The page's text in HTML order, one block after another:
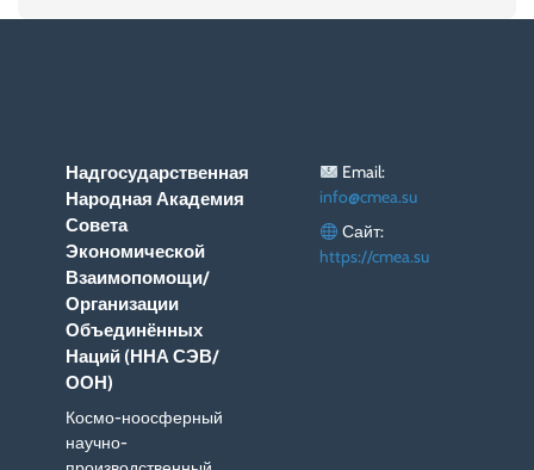
Надгосударственная
Народная Академия
Совета
Экономической
Взаимопомощи/
Организации
Объединённых
Наций (ННА СЭВ/
ООН)
Космо-ноосферный
научно-
Email:
info@cmea.su
Сайт:
https://cmea.su